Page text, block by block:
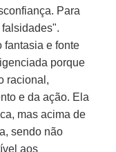
Para
fantasia e fonte
porque
racional,
e da ação. Ela
mas acima de
sendo não
aos